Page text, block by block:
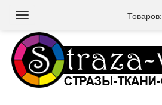
Товаров:
Toggle